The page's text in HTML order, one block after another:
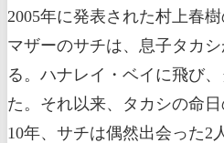
2005年に発表された村上春
マザーのサチは、息子タカ
る。ハナレイ・ベイに飛び
た。それ以来、タカシの命
10年、サチは偶然出会った2